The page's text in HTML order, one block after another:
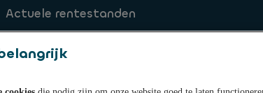
Actuele rentestanden
Open een
Spaarrekening